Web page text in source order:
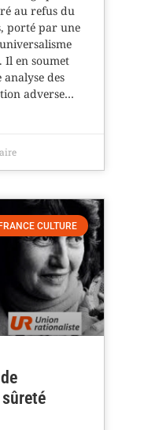
au refus du
porté par une
Il en soumet
des
adverse…
CULTURE